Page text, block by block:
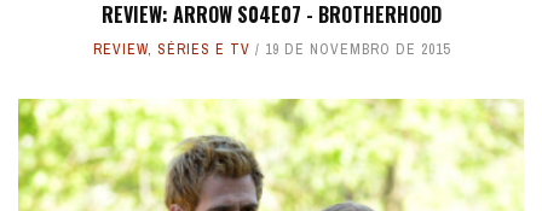
REVIEW: ARROW S04E07 - BROTHERHOOD
REVIEW, SÉRIES E TV 19 DE NOVEMBRO DE 2015